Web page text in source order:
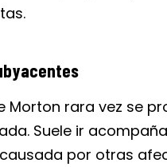
Morton rara vez se
Suele ir
por otras